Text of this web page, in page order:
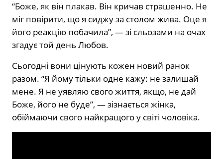
“Боже, як він плакав. Він кричав страшенно. Не
міг повірити, що я сиджу за столом жива. Оце я
його реакцію побачила”, — зі сльозами на очах
згадує той день Любов.
Сьогодні вони цінують кожен новий ранок
разом. “Я йому тільки одне кажу: не залишай
мене. Я не уявляю свого життя, якщо, не дай
Боже, його не буде”, — зізнається жінка,
обіймаючи свого найкращого у світі чоловіка.